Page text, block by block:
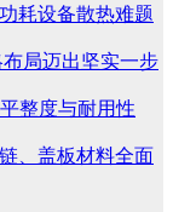
耗设备散热难题
局迈出坚实一步
整度与耐用性
、盖板材料全面